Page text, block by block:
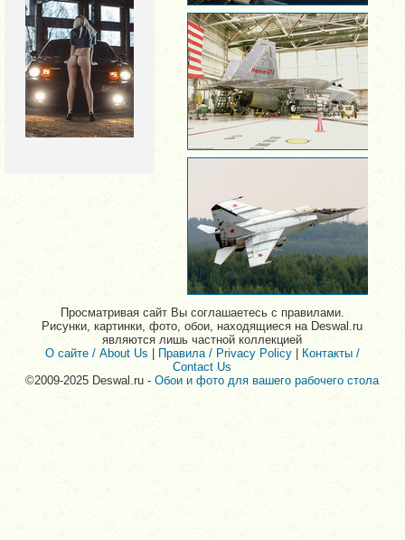
Просматривая сайт Вы соглашаетесь с правилами.
Рисунки, картинки, фото, обои, находящиеся на Deswal.ru
являются лишь частной коллекцией
О сайте / About Us |Правила / Privacy Policy| Контакты /
Contact Us
©2009-2025 Deswal.ru -Обои и фото для вашего рабочего стола